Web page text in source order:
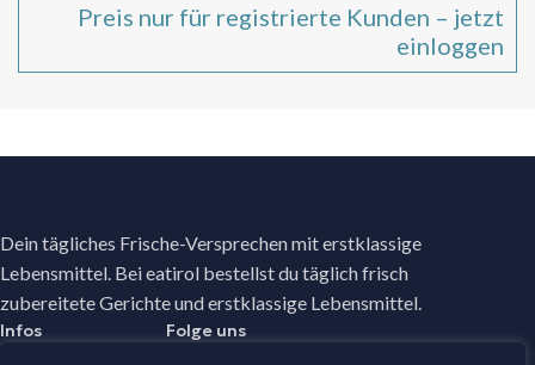
Preis nur für registrierte Kunden – jetzt
einloggen
Dein tägliches Frische-Versprechen mit erstklassige
Lebensmittel. Bei eatirol bestellst du täglich frisch
zubereitete Gerichte und erstklassige Lebensmittel.
Infos Folge uns